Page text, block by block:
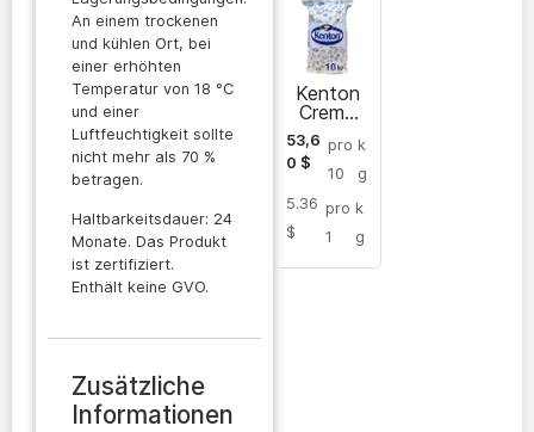
An einem trockenen
und kühlen Ort, bei
einer erhöhten
Temperatur von 18 °C
und einer
Luftfeuchtigkeit sollte
nicht mehr als 70 %
betragen.
Haltbarkeitsdauer: 24
Monate. Das Produkt
ist zertifiziert.
Enthält keine GVO.
Zusätzliche
Informationen
Kenton
Creme
Chantilly
53,6
0 $
pro
10
k
g
5.36
$
pro
1
k
g